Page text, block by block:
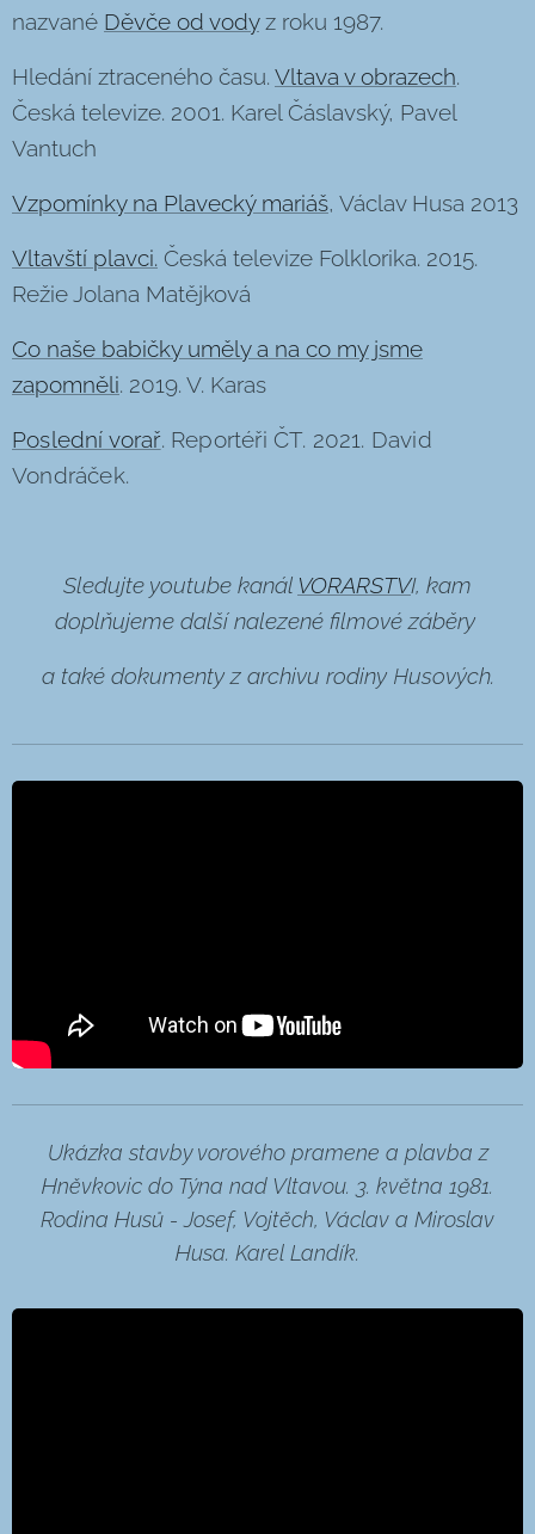
nazvané Děvče od vodyz roku 1987.
Hledání ztraceného času. Vltava v obrazech.
Česká televize. 2001. Karel Čáslavský, Pavel
Vantuch
Vzpomínky na Plavecký mariáš, Václav Husa 2013
Vltavští plavci. Česká televize Folklorika. 2015.
Režie Jolana Matějková
Co naše babičky uměly a na co my jsme
zapomněli. 2019. V. Karas
Poslední vorař. Reportéři ČT. 2021. David
Vondráček.
Sledujte youtube kanál VORARSTVI, kam
doplňujeme další nalezené filmové záběry
a také dokumenty z archivu rodiny Husových.
Ukázka stavby vorového pramene a plavba z
Hněvkovic do Týna nad Vltavou. 3. května 1981.
Rodina Husů - Josef, Vojtěch, Václav a Miroslav
Husa. Karel Landík.